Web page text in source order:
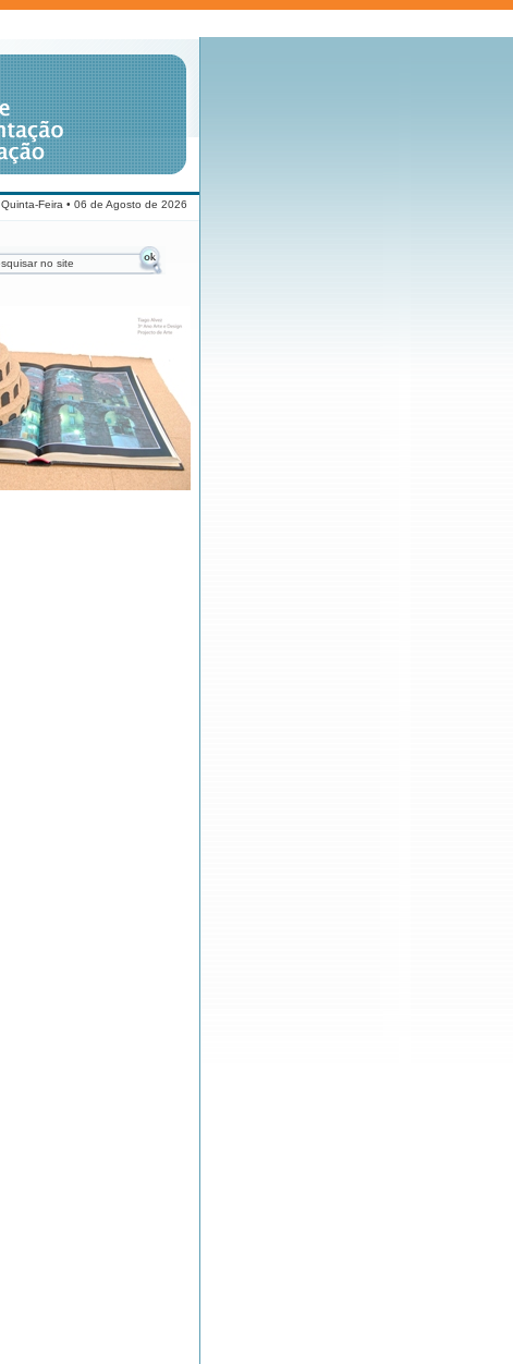
Quinta-Feira • 06 de Agosto de 2026